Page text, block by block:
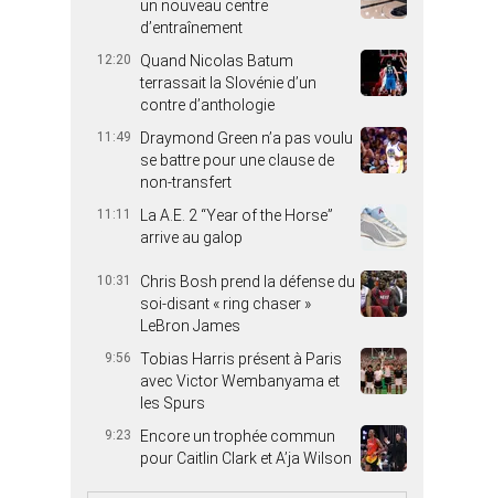
un nouveau centre
d’entraînement
12:20
Quand Nicolas Batum
terrassait la Slovénie d’un
contre d’anthologie
11:49
Draymond Green n’a pas voulu
se battre pour une clause de
non-transfert
11:11
La A.E. 2 “Year of the Horse”
arrive au galop
10:31
Chris Bosh prend la défense du
soi-disant « ring chaser »
LeBron James
9:56
Tobias Harris présent à Paris
avec Victor Wembanyama et
les Spurs
9:23
Encore un trophée commun
pour Caitlin Clark et A’ja Wilson